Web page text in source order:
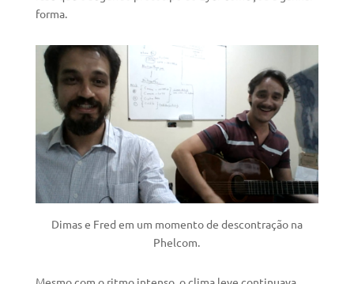
forma.
Dimas e Fred em um momento de descontração na
Phelcom.